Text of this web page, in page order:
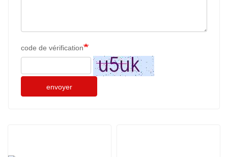
code de vérification
envoyer